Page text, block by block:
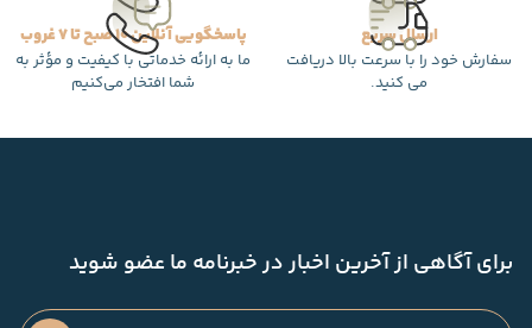
ارسال سریع
سفارش خود را با سرعت بالا دریافت
می کنید.
پاسخگویی آنلاین 10 صبح تا 7 غروب
ما به ارائه خدماتی با کیفیت و مؤثر به
شما افتخار می‌کنیم
برای آگاهی از آخرین اخبار در خبرنامه ما عضو شوید